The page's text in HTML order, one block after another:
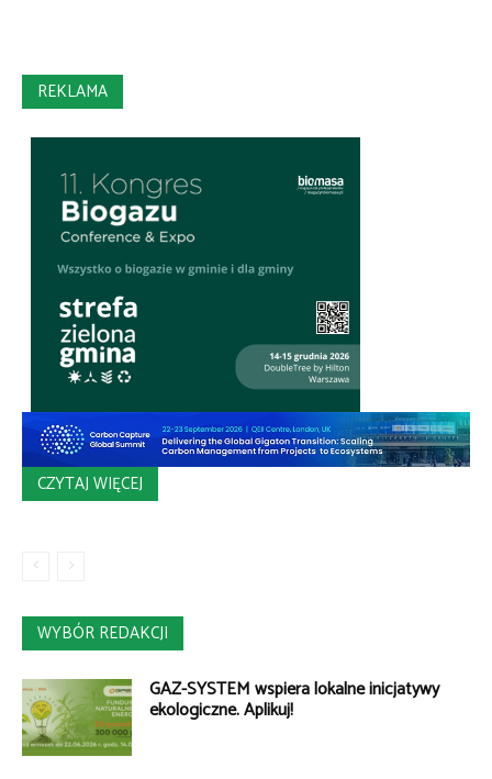
REKLAMA
CZYTAJ WIĘCEJ
WYBÓR REDAKCJI
GAZ-SYSTEM wspiera lokalne inicjatywy
ekologiczne. Aplikuj!